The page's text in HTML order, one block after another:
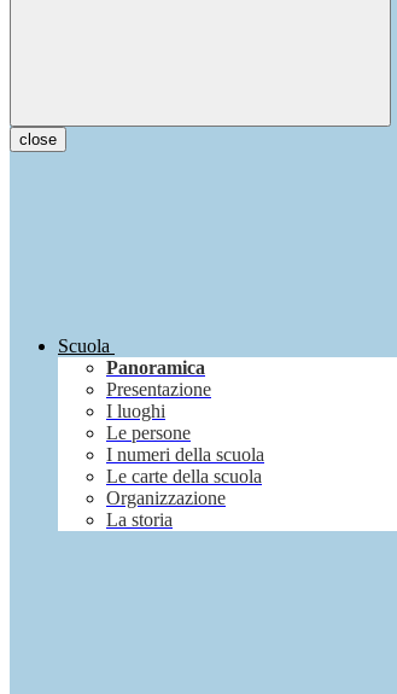
close
Scuola
Panoramica
Presentazione
I luoghi
Le persone
I numeri della scuola
Le carte della scuola
Organizzazione
La storia